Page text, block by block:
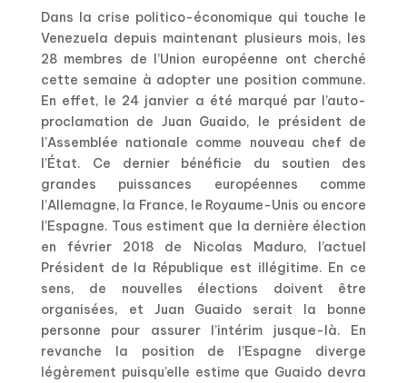
Dans la crise politico-économique qui touche le
Venezuela depuis maintenant plusieurs mois, les
28 membres de l’Union européenne ont cherché
cette semaine à adopter une position commune.
En effet, le 24 janvier a été marqué par l’auto-
proclamation de Juan Guaido, le président de
l’Assemblée nationale comme nouveau chef de
l’État. Ce dernier bénéficie du soutien des
grandes puissances européennes comme
l’Allemagne, la France, le Royaume-Unis ou encore
l’Espagne. Tous estiment que la dernière élection
en février 2018 de Nicolas Maduro, l’actuel
Président de la République est illégitime. En ce
sens, de nouvelles élections doivent être
organisées, et Juan Guaido serait la bonne
personne pour assurer l’intérim jusque-là. En
revanche la position de l’Espagne diverge
légèrement puisqu’elle estime que Guaido devra